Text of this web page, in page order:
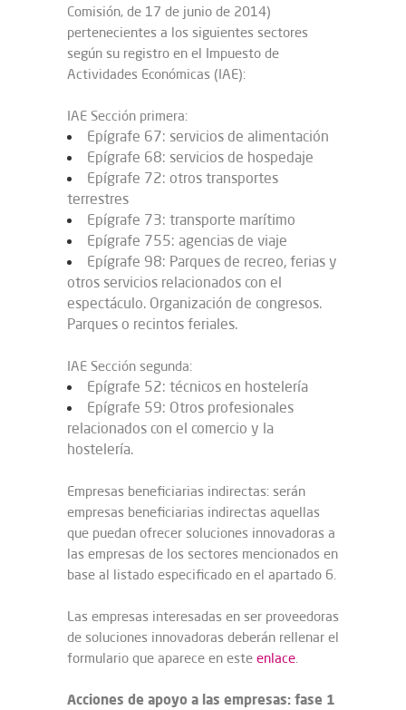
Comisión, de 17 de junio de 2014)
pertenecientes a los siguientes sectores
según su registro en el Impuesto de
Actividades Económicas (IAE):
IAE Sección primera:
Epígrafe 67: servicios de alimentación
Epígrafe 68: servicios de hospedaje
Epígrafe 72: otros transportes
terrestres
Epígrafe 73: transporte marítimo
Epígrafe 755: agencias de viaje
Epígrafe 98: Parques de recreo, ferias y
otros servicios relacionados con el
espectáculo. Organización de congresos.
Parques o recintos feriales.
IAE Sección segunda:
Epígrafe 52: técnicos en hostelería
Epígrafe 59: Otros profesionales
relacionados con el comercio y la
hostelería.
Empresas beneficiarias indirectas: serán
empresas beneficiarias indirectas aquellas
que puedan ofrecer soluciones innovadoras a
las empresas de los sectores mencionados en
base al listado especificado en el apartado 6.
Las empresas interesadas en ser proveedoras
de soluciones innovadoras deberán rellenar el
formulario que aparece en este enlace.
Acciones de apoyo a las empresas: fase 1